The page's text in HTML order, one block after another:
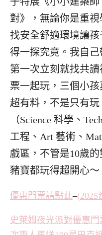
對》，無論你是重
找安全舒適環境讓
得一探究竟。我自
第一次立刻就找共
票一起玩，三個小
超有料，不是只有
（Science 科學、
工程、Art 藝術、
戲區，不管是10歲
豬寶都玩得超開心～
優惠門票請點此–(2025
史萊姆夜光派對優惠門